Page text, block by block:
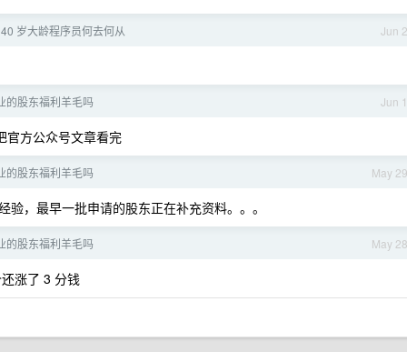
Jun 2
岁大龄程序员何去何从
Jun 1
的股东福利羊毛吗
官方公众号文章看完
May 29
的股东福利羊毛吗
，最早一批申请的股东正在补充资料。。。
May 28
的股东福利羊毛吗
涨了 3 分钱